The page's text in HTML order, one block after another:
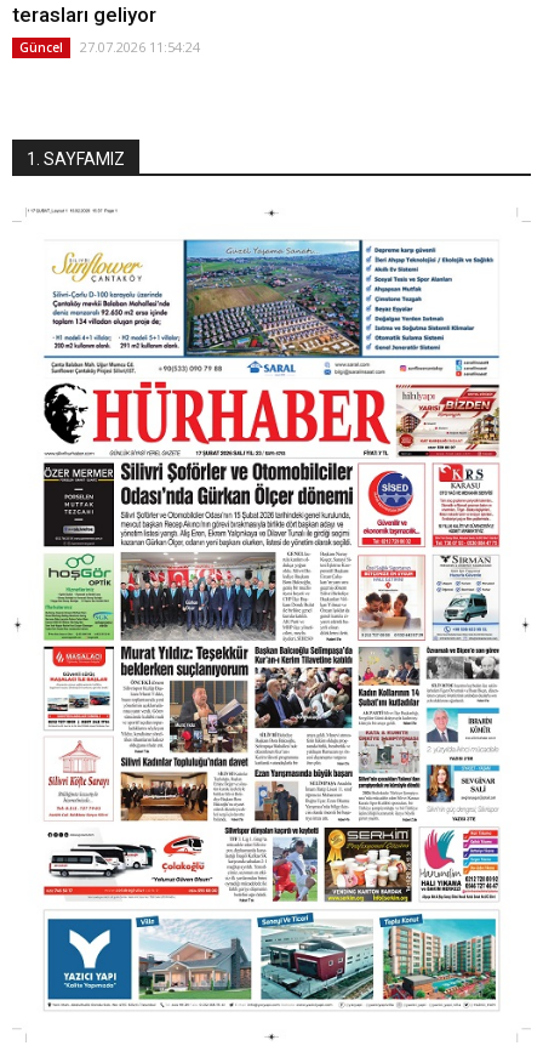
terasları geliyor
Güncel 27.07.2026 11:54:24
1. SAYFAMIZ